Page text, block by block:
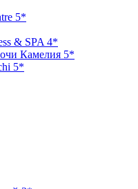
5*
& SPA 4*
Камелия 5*
5*